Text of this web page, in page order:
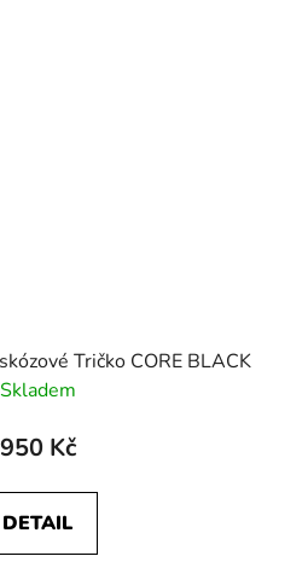
Tričko CORE BLACK
Skladem
950 Kč
DETAIL